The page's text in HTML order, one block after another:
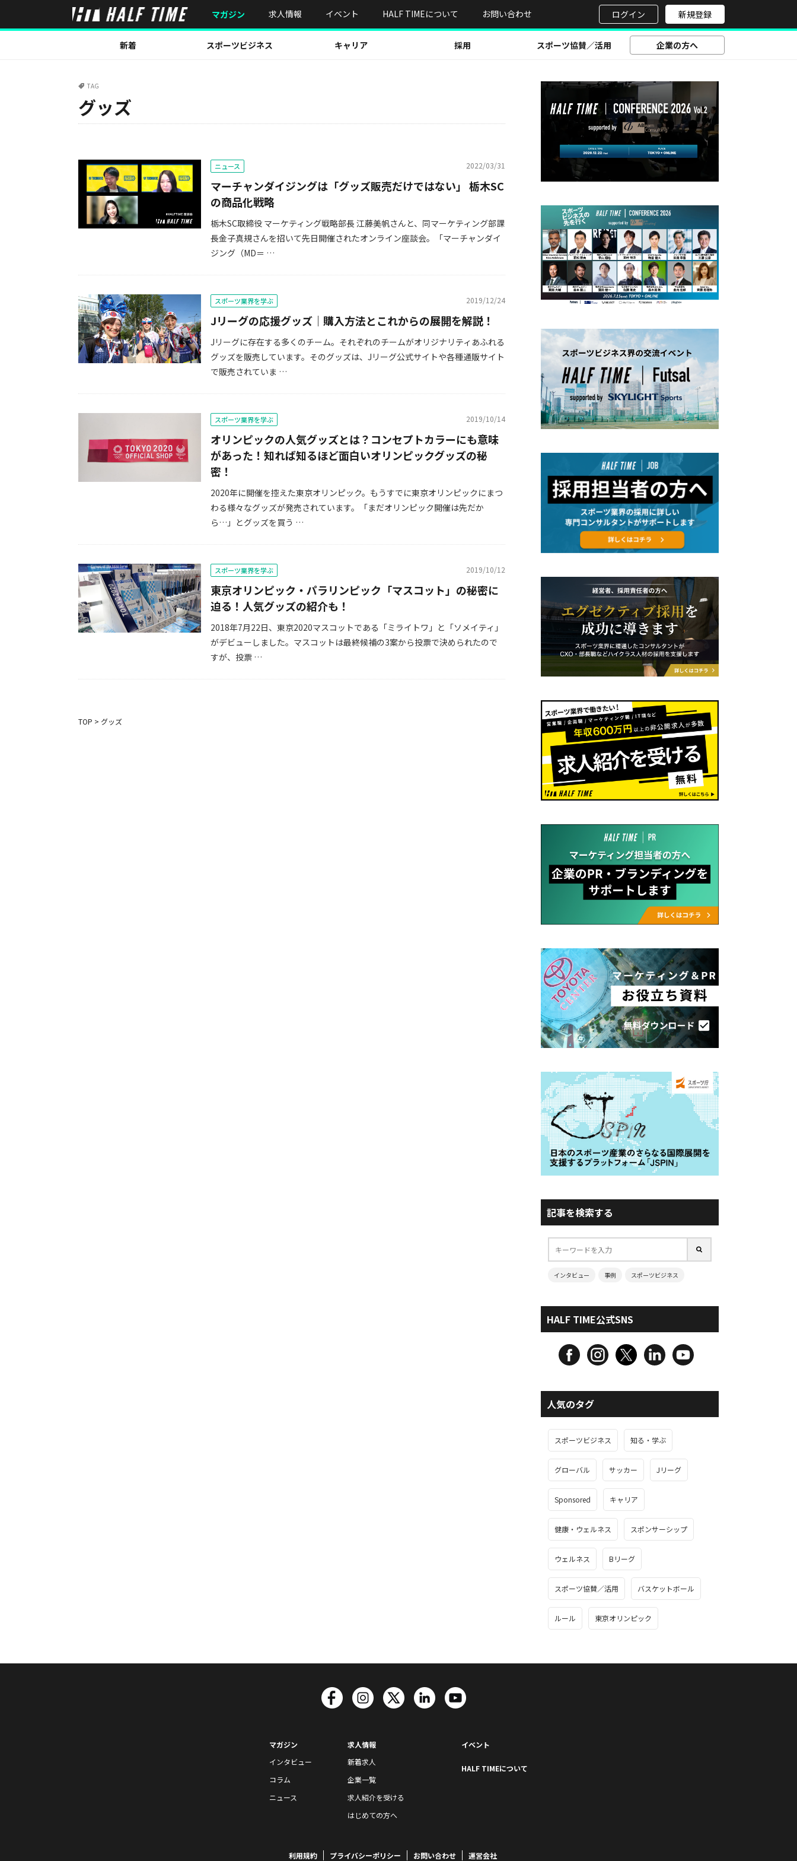
マガジン 求人情報 イベント HALF TIMEについて お問い合わせ ログイン 新規登録
新着 スポーツビジネス キャリア 採用 スポーツ協賛／活用 企業の方へ
TAG
グッズ
ニュース 2022/03/31
マーチャンダイジングは「グッズ販売だけではない」 栃木SC
の商品化戦略
栃木SC取締役 マーケティング戦略部長 江藤美帆さんと、同マーケティング部課
長金子真規さんを招いて先日開催されたオンライン座談会。「マーチャンダイ
ジング（MD＝ …
スポーツ業界を学ぶ 2019/12/24
Jリーグの応援グッズ｜購入方法とこれからの展開を解説！
Jリーグに存在する多くのチーム。それぞれのチームがオリジナリティあふれる
グッズを販売しています。そのグッズは、Jリーグ公式サイトや各種通販サイト
で販売されていま …
スポーツ業界を学ぶ 2019/10/14
オリンピックの人気グッズとは？コンセプトカラーにも意味
があった！知れば知るほど面白いオリンピックグッズの秘
密！
2020年に開催を控えた東京オリンピック。もうすでに東京オリンピックにまつ
わる様々なグッズが発売されています。「まだオリンピック開催は先だか
ら…」とグッズを買う …
スポーツ業界を学ぶ 2019/10/12
東京オリンピック・パラリンピック「マスコット」の秘密に
迫る！人気グッズの紹介も！
2018年7月22日、東京2020マスコットである「ミライトワ」と「ソメイティ」
がデビューしました。マスコットは最終候補の3案から投票で決められたので
すが、投票 …
TOP > グッズ
記事を検索する
インタビュー 事例 スポーツビジネス
HALF TIME公式SNS
人気のタグ
スポーツビジネス 知る・学ぶ
グローバル サッカー Jリーグ
Sponsored キャリア
健康・ウェルネス スポンサーシップ
ウェルネス Bリーグ
スポーツ協賛／活用 バスケットボール
ルール 東京オリンピック
マガジン
インタビュー
コラム
ニュース
求人情報
新着求人
企業一覧
求人紹介を受ける
はじめての方へ
イベント
HALF TIMEについて
利用規約 プライバシーポリシー お問い合わせ 運営会社